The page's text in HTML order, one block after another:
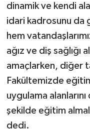
dinamik ve kendi
idari kadrosunu da
hem
ağız ve diş sağlığı
amaçlarken, diğer
Fakültemizde
uygulama
şekilde eğitim
dedi.